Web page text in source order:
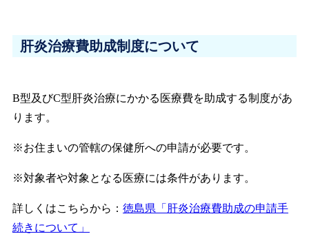
肝炎治療費助成制度について
B型及びC型肝炎治療にかかる医療費を助成する制度があ
ります。
※お住まいの管轄の保健所への申請が必要です。
※対象者や対象となる医療には条件があります。
詳しくはこちらから： 徳島県「肝炎治療費助成の申請手
続きについて」